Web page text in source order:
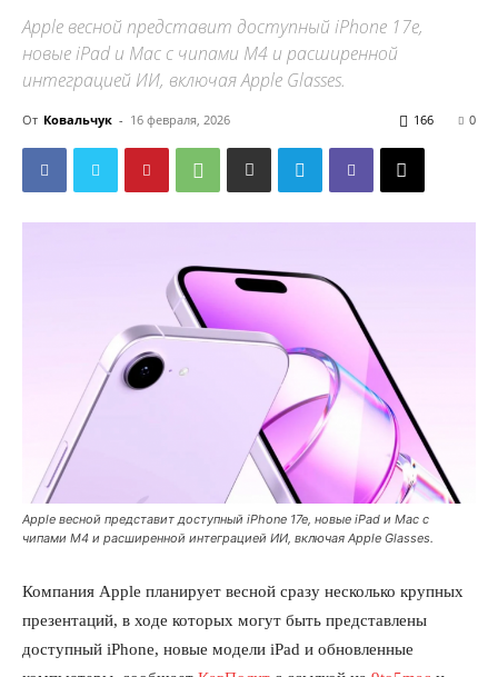
Apple весной представит доступный iPhone 17e,
новые iPad и Mac с чипами M4 и расширенной
интеграцией ИИ, включая Apple Glasses.
От Ковальчук - 16 февраля, 2026 0
166
Apple весной представит доступный iPhone 17e, новые iPad и Mac с
чипами M4 и расширенной интеграцией ИИ, включая Apple Glasses.
Компания Apple планирует весной сразу несколько крупных
презентаций, в ходе которых могут быть представлены
доступный iPhone, новые модели iPad и обновленные